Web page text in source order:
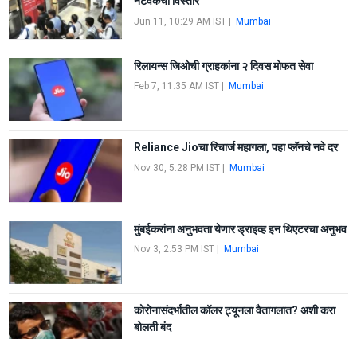
Jun 11, 10:29 AM IST| Mumbai
रिलायन्स जिओची ग्राहकांना २ दिवस मोफत सेवा
Feb 7, 11:35 AM IST| Mumbai
Reliance Jioचा रिचार्ज महागला, पहा प्लॅनचे नवे दर
Nov 30, 5:28 PM IST| Mumbai
मुंबईकरांना अनुभवता येणार ड्राइव्ह इन थिएटरचा अनुभव
Nov 3, 2:53 PM IST| Mumbai
कोरोनासंदर्भातील कॉलर ट्यूनला वैतागलात? अशी करा
बोलती बंद